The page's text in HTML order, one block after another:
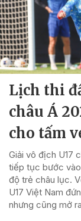
Lịch thi
châu Á
cho tấm
Giải vô địch U17
tiếp tục bước vào
độ trẻ châu lục.
U17 Việt Nam
nhưng cũng mở